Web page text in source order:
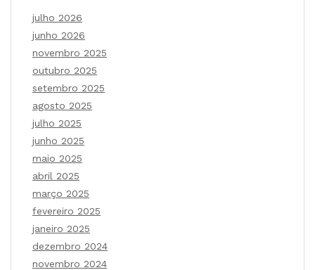
julho 2026
junho 2026
novembro 2025
outubro 2025
setembro 2025
agosto 2025
julho 2025
junho 2025
maio 2025
abril 2025
março 2025
fevereiro 2025
janeiro 2025
dezembro 2024
novembro 2024